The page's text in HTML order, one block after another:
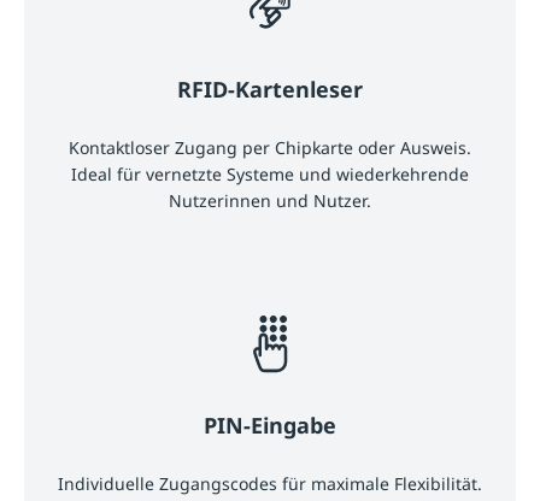
RFID-Kartenleser
Kontaktloser Zugang per Chipkarte oder Ausweis.
Ideal für vernetzte Systeme und wiederkehrende
Nutzerinnen und Nutzer.
PIN-Eingabe
Individuelle Zugangscodes für maximale Flexibilität.